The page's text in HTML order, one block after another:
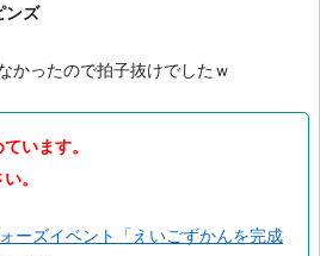
ンズ
かったので拍子抜けでしたｗ
います。
。
ーズイベント「えいごずかんを完成